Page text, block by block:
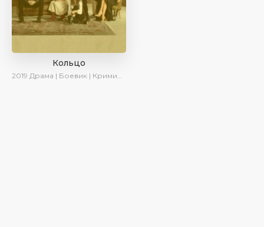
Кольцо
2019 Драма | Боевик | Криминал